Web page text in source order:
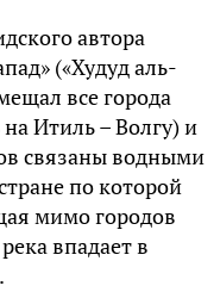
автора
(«Худуд аль-
все города
на Итиль – Волгу) и
связаны водными
по которой
мимо городов
впадает в